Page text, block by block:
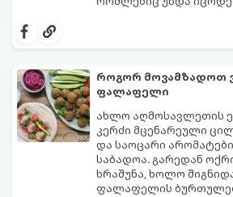
როგორ მოვამზადოთ
ფალაფელი
ახლო აღმოსავლეთის
კერძი მცენარეული
და საოცარი
საბადოა. გარედან
ხრაშუნა, ხოლო
ფალაფელის